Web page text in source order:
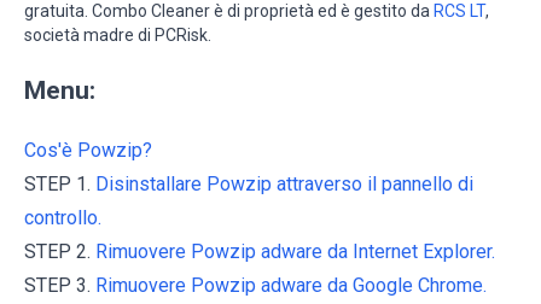
gratuita. Combo Cleaner è di proprietà ed è gestito da RCS LT,
società madre di PCRisk.
Menu:
Cos'è Powzip?
STEP 1. Disinstallare Powzip attraverso il pannello di
controllo.
STEP 2. Rimuovere Powzip adware da Internet Explorer.
STEP 3. Rimuovere Powzip adware da Google Chrome.